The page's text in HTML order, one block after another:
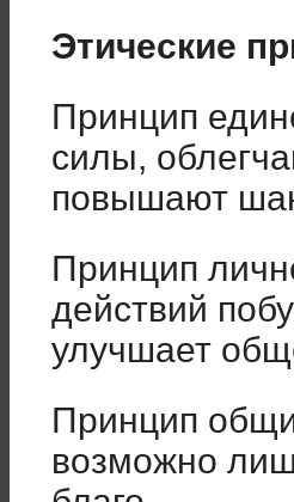
Этические
Принцип
силы,
повышают
Принцип
действий
улучшает
Принцип
возможно